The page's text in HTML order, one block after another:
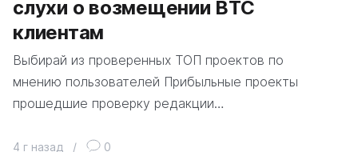
слухи о возмещении BTC
клиентам
Выбирай из проверенных ТОП проектов по
мнению пользователей Прибыльные проекты
прошедшие проверку редакции…
4 г назад / 0